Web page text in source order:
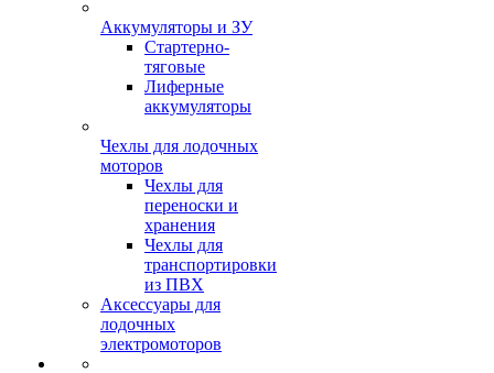
Аккумуляторы и ЗУ
Стартерно-
тяговые
Лиферные
аккумуляторы
Чехлы для лодочных
моторов
Чехлы для
переноски и
хранения
Чехлы для
транспортировки
из ПВХ
Аксессуары для
лодочных
электромоторов